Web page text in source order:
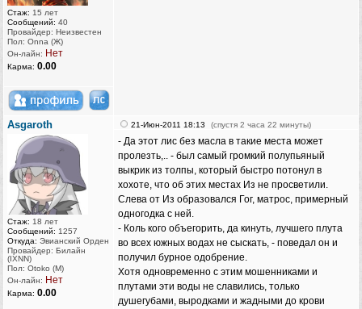
Стаж: 15 лет
Сообщений: 40
Провайдер: Неизвестен
Пол: Onna (Ж)
Он-лайн: Нет
Карма: 0.00
Asgaroth
Стаж: 18 лет
Сообщений: 1257
Откуда: Эвианский Орден
Провайдер: Билайн
(IXNN)
Пол: Otoko (M)
Он-лайн: Нет
Карма: 0.00
21-Июн-2011 18:13 (спустя 2 часа 22 минуты)
- Да этот лис без масла в такие места может
пролезть,.. - был самый громкий полупьяный
выкрик из толпы, который быстро потонул в
хохоте, что об этих местах Из не просветили.
Слева от Из образовался Гог, матрос, примерный
одногодка с ней.
- Коль кого объегорить, да кинуть, лучшего плута
во всех южных водах не сыскать, - поведал он и
получил бурное одобрение.
Хотя одновременно с этим мошенниками и
плутами эти воды не славились, только
душегубами, выродками и жадными до крови